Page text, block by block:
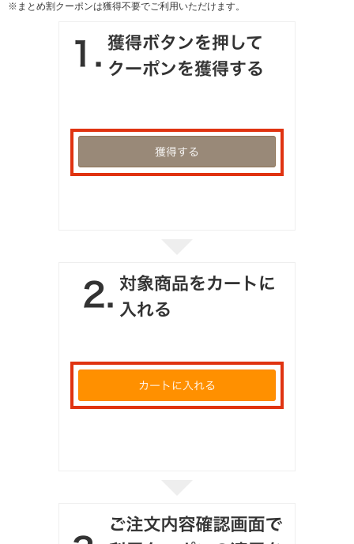
※まとめ割クーポンは獲得不要でご利用いただけます。